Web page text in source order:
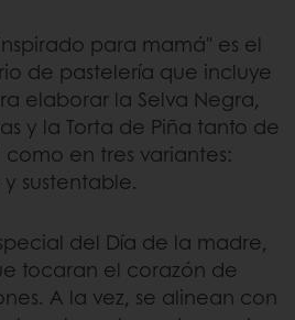
para mamá" es el
de pastelería que incluye
elaborar la Selva Negra,
y la Torta de Piña tanto de
en tres variantes:
sustentable.
del Día de la madre,
tocaran el corazón de
A la vez, se alinean con